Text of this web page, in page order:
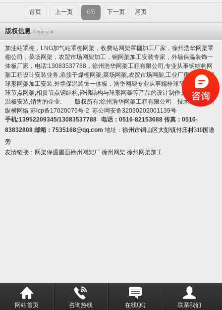
[2013.10.14]
工验收
首页 上一页 6/6 下一页 尾页
版权信息 Copyright
加油站罩棚，LNG加气站罩棚网架，收费站网架罩棚加工厂家，徐州浩华网架罩
棚公司，菜场网架，农贸市场网架加工，钢网架加工安装专家， 外墙保温装饰一
体板厂家 ，电话:13083537788，徐州浩华网架工程有限公司,专业从事钢结构网
架工程设计安装业务,承接干煤棚网架,菜场网架,农贸市场网架,工业厂房网架,水泥
球形网架加工安装.外墙保温装饰一体板 ，浩华网架专业从事螺栓球节点网架,焊接
球节点网架,相贯节点钢结构,轻钢结构与球形网架等产品的设计制作,四川岩棉保
温板安装,销售的企业. 版权所有:徐州浩华网架工程有限公司 技术支持:徐州
纵横网络 苏icp备17020076号-2 苏公网安备32030202001139号
手机:13952209345/13083537788 电话：0516-82153688 传真：0516-
83832808 邮箱：7535168@qq.com 地址： 徐州市铜山区大彭镇付庄村310国道
旁
友情链接： 网架保温屋面徐州网架厂 徐州网架 徐州网架加工
网站首页 咨询热线 在线QQ 联系我们